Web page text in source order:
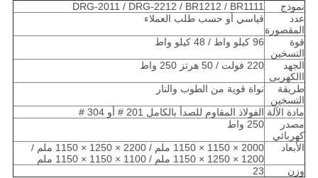
نموذج
DRG-2011 / DRG-2212 / BR1212 / BR1111
عدد
المقصورة
قياسي أو حسب طلب العملاء
قوة
التسخين
96 كيلو واط / 48 كيلو واط
الجهد
االكهربى
220 فولت / 50 هرتز 250 واط
طريقة
التسخين
نواة قوية من الطوب والنار
مادة الآلة الفولاذ المقاوم للصدأ بالكامل 201 # أو 304 #
مصدر
كهربائي
250 واط
الأبعاد
2000 × 1150 × 1150 ملم / 2200 × 1250 × 1150 ملم /
1200 × 1250 × 1150 ملم / 1100 × 1150 × 1150 ملم
وزن
23